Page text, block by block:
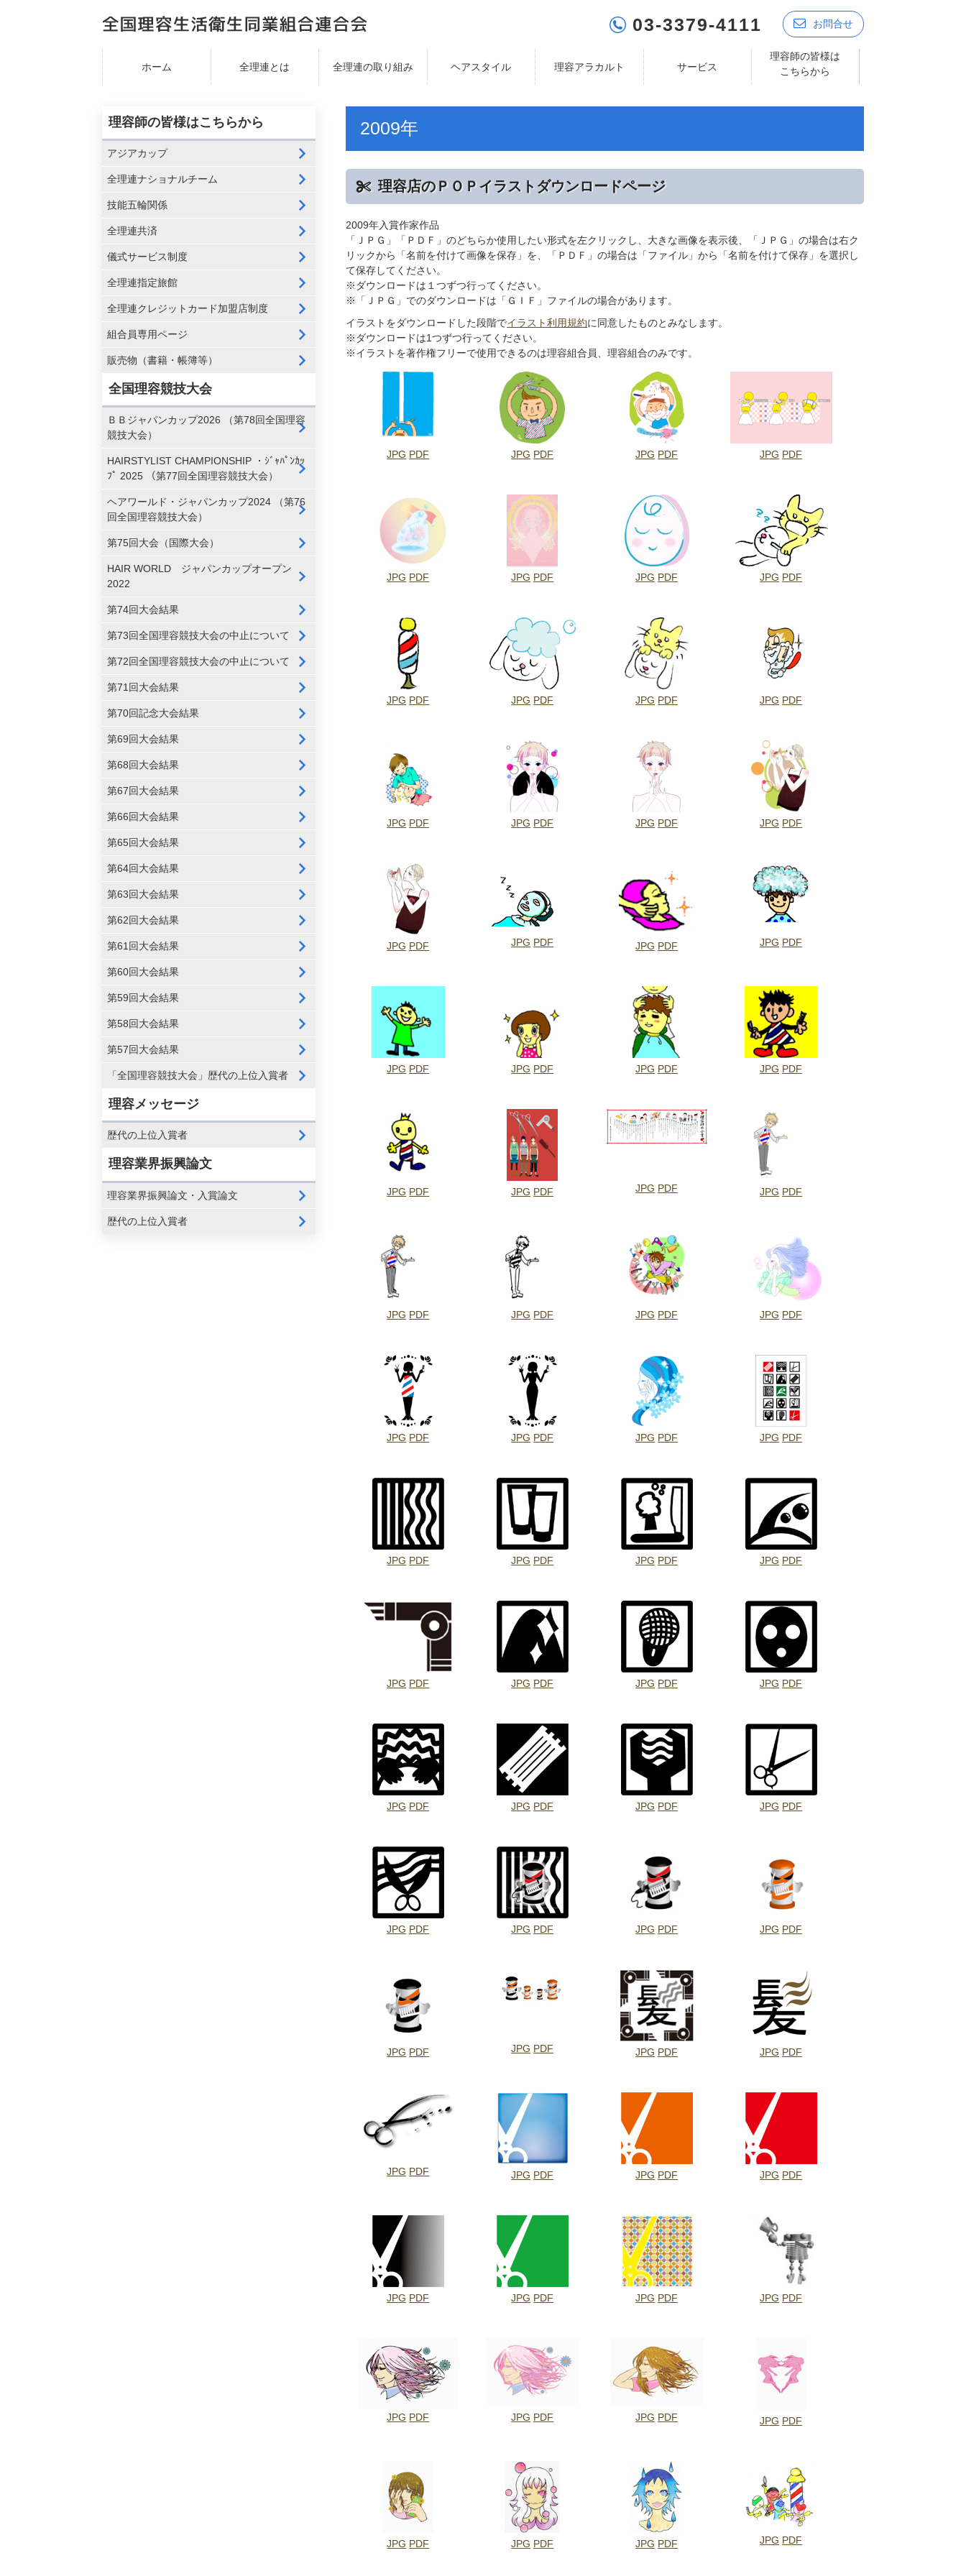
03-3379-4111 お問合せ
ホーム 全理連とは 全理連の取り組み ヘアスタイル 理容アラカルト サービス
理容師の皆様は
こちらから
2009年
理容店のＰＯＰイラストダウンロードページ
2009年入賞作家作品
「ＪＰＧ」「ＰＤＦ」のどちらか使用したい形式を左クリックし、大きな画像を表示後、「ＪＰＧ」の場合は右ク
リックから「名前を付けて画像を保存」を、「ＰＤＦ」の場合は「ファイル」から「名前を付けて保存」を選択し
て保存してください。
※ダウンロードは１つずつ行ってください。
※「ＪＰＧ」でのダウンロードは「ＧＩＦ」ファイルの場合があります。
イラストをダウンロードした段階でイラスト利用規約に同意したものとみなします。
※ダウンロードは1つずつ行ってください。
※イラストを著作権フリーで使用できるのは理容組合員、理容組合のみです。
JPG PDF JPG PDF JPG PDF JPG PDF
JPG PDF JPG PDF JPG PDF JPG PDF
JPG PDF JPG PDF JPG PDF JPG PDF
JPG PDF JPG PDF JPG PDF JPG PDF
JPG PDF JPG PDF JPG PDF JPG PDF
JPG PDF JPG PDF JPG PDF JPG PDF
JPG PDF JPG PDF JPG PDF JPG PDF
JPG PDF JPG PDF JPG PDF JPG PDF
JPG PDF JPG PDF JPG PDF JPG PDF
JPG PDF JPG PDF JPG PDF JPG PDF
JPG PDF JPG PDF JPG PDF JPG PDF
JPG PDF JPG PDF JPG PDF JPG PDF
JPG PDF JPG PDF JPG PDF JPG PDF
JPG PDF JPG PDF JPG PDF JPG PDF
JPG PDF JPG PDF JPG PDF JPG PDF
JPG PDF JPG PDF JPG PDF JPG PDF
JPG PDF JPG PDF JPG PDF JPG PDF
JPG PDF JPG PDF JPG PDF JPG PDF
理容師の皆様はこちらから
アジアカップ
全理連ナショナルチーム
技能五輪関係
全理連共済
儀式サービス制度
全理連指定旅館
全理連クレジットカード加盟店制度
組合員専用ページ
販売物（書籍・帳簿等）
全国理容競技大会
ＢＢジャパンカップ2026 （第78回全国理容
競技大会）
HAIRSTYLIST CHAMPIONSHIP ・ｼﾞｬﾊﾟﾝｶｯ
ﾌﾟ 2025 （第77回全国理容競技大会）
ヘアワールド・ジャパンカップ2024 （第76
回全国理容競技大会）
第75回大会（国際大会）
HAIR WORLD ジャパンカップオープン
2022
第74回大会結果
第73回全国理容競技大会の中止について
第72回全国理容競技大会の中止について
第71回大会結果
第70回記念大会結果
第69回大会結果
第68回大会結果
第67回大会結果
第66回大会結果
第65回大会結果
第64回大会結果
第63回大会結果
第62回大会結果
第61回大会結果
第60回大会結果
第59回大会結果
第58回大会結果
第57回大会結果
「全国理容競技大会」歴代の上位入賞者
理容メッセージ
歴代の上位入賞者
理容業界振興論文
理容業界振興論文・入賞論文
歴代の上位入賞者